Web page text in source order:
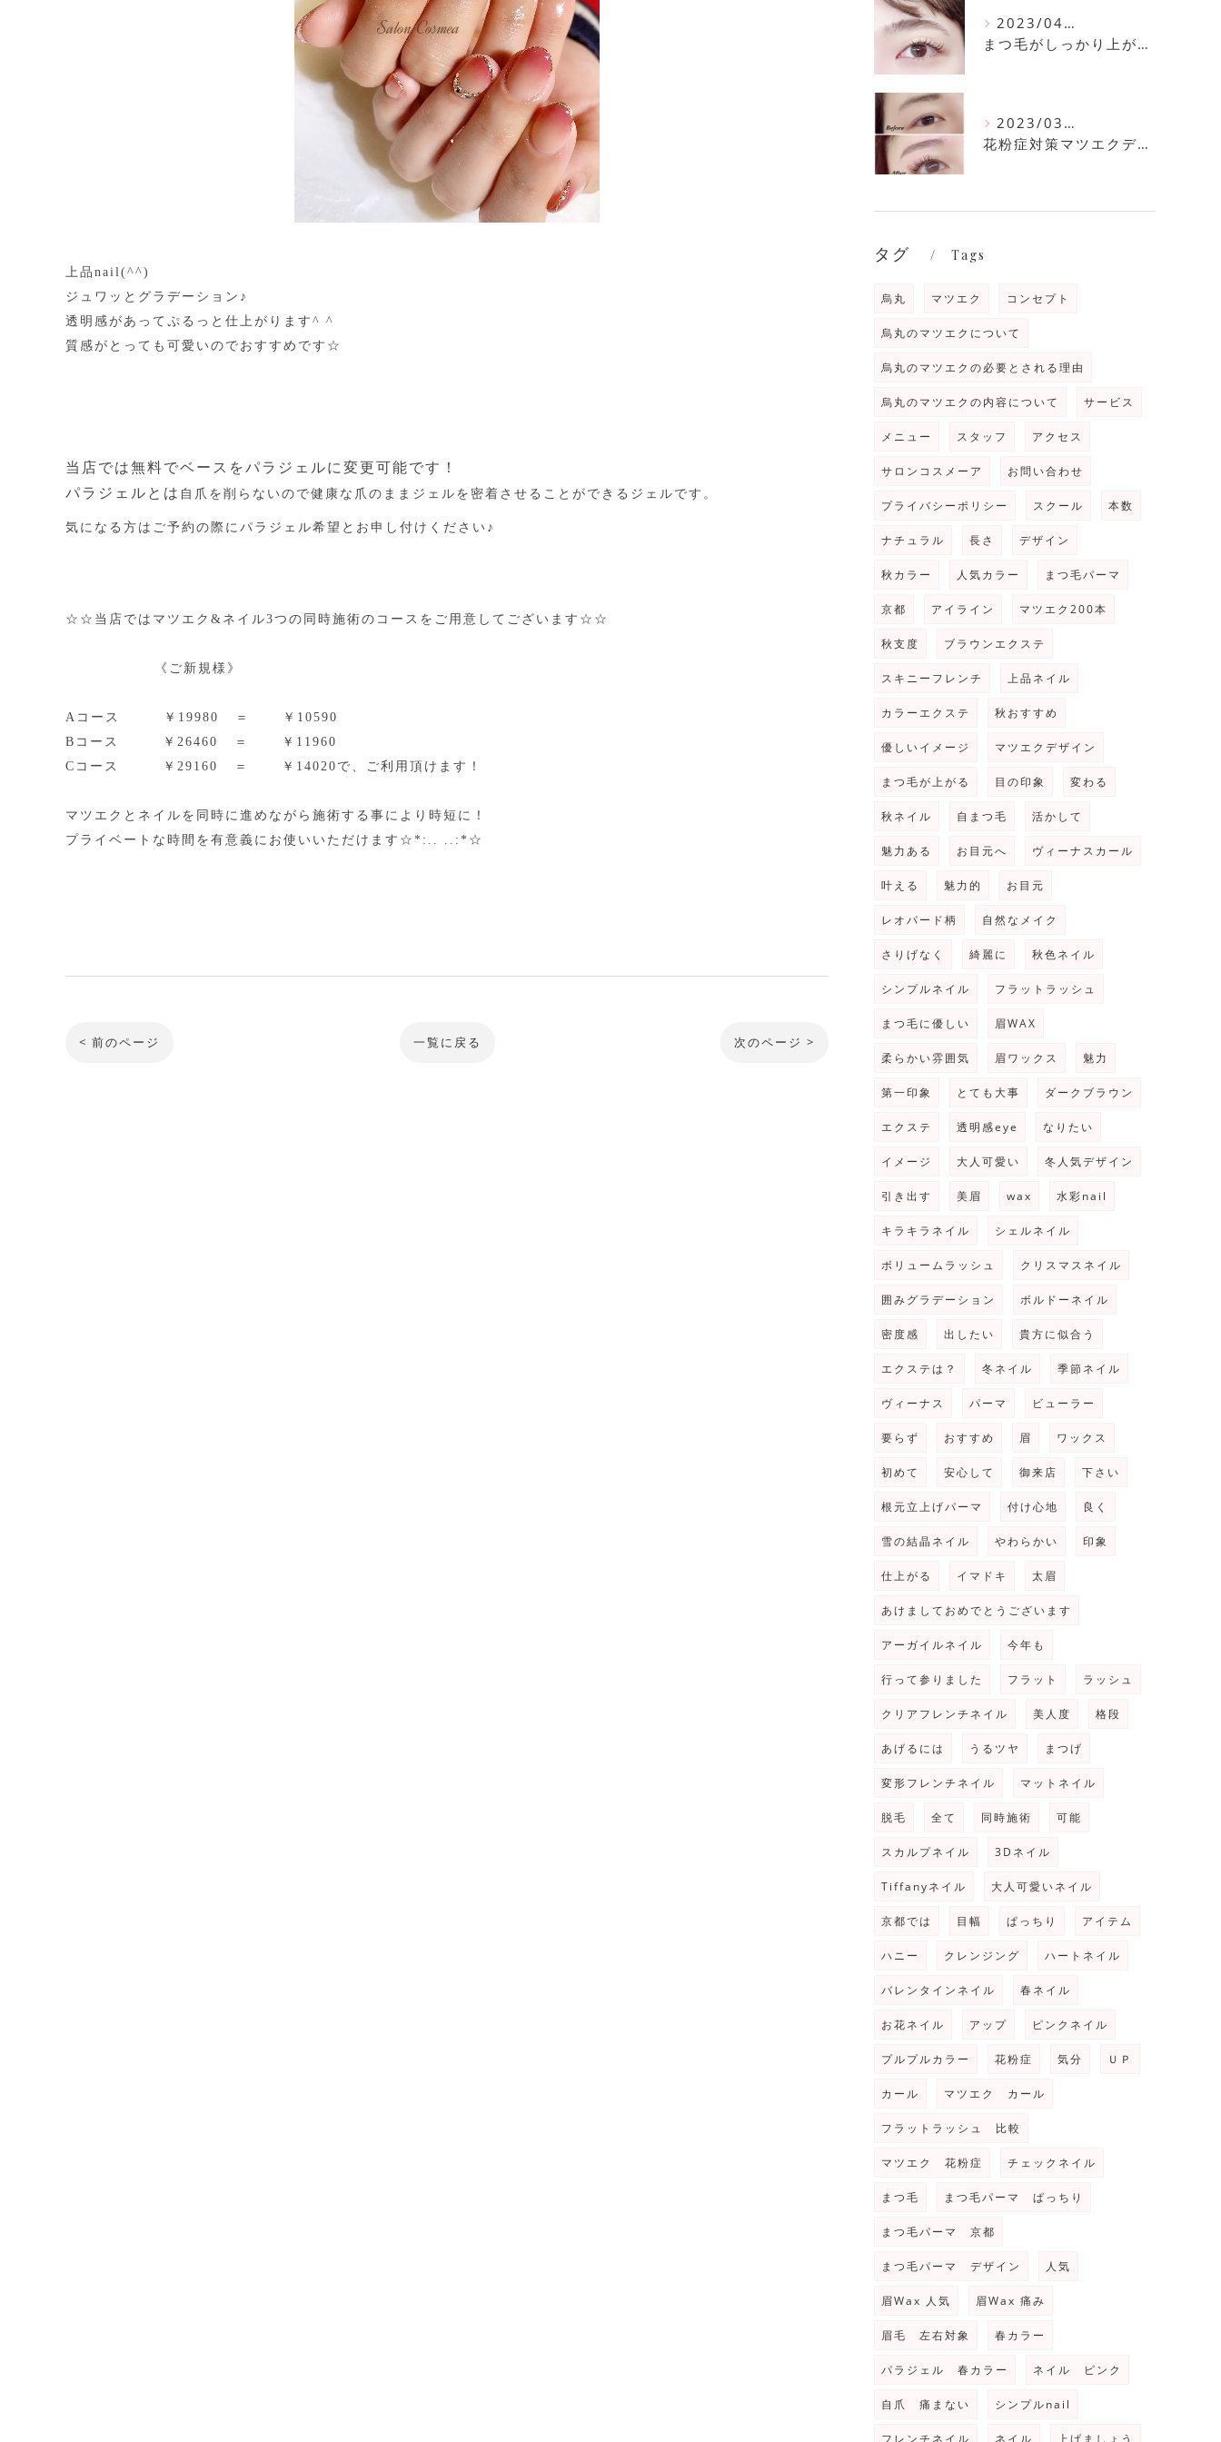
上品nail(^^)
ジュワッとグラデーション♪
透明感があってぷるっと仕上がります^ ^
質感がとっても可愛いのでおすすめです☆
当店では無料でベースをパラジェルに変更可能です！
パラジェルとは 自爪を削らないので健康な爪のままジェルを密着させることができるジェルです。
気になる方はご予約の際にパラジェル希望とお申し付けください♪
☆☆当店ではマツエク&ネイル3つの同時施術のコースをご用意してございます☆☆
《ご新規様》
Aコース ￥19980 ＝ ￥10590
Bコース ￥26460 ＝ ￥11960
Cコース ￥29160 ＝ ￥14020で、ご利用頂けます！
マツエクとネイルを同時に進めながら施術する事により時短に！
プライベートな時間を有意義にお使いいただけます☆*:.. ..:*☆
< 前のページ 一覧に戻る 次のページ >
2023/04/11
まつ毛がしっかり上がるまつ毛パーマ
2023/03/30
花粉症対策マツエクデザイン
タグ Tags
烏丸 マツエク コンセプト
烏丸のマツエクについて
烏丸のマツエクの必要とされる理由
烏丸のマツエクの内容について サービス
メニュー スタッフ アクセス
サロンコスメーア お問い合わせ
プライバシーポリシー スクール 本数
ナチュラル 長さ デザイン
秋カラー 人気カラー まつ毛パーマ
京都 アイライン マツエク200本
秋支度 ブラウンエクステ
スキニーフレンチ 上品ネイル
カラーエクステ 秋おすすめ
優しいイメージ マツエクデザイン
まつ毛が上がる 目の印象 変わる
秋ネイル 自まつ毛 活かして
魅力ある お目元へ ヴィーナスカール
叶える 魅力的 お目元
レオパード柄 自然なメイク
さりげなく 綺麗に 秋色ネイル
シンプルネイル フラットラッシュ
まつ毛に優しい 眉WAX
柔らかい雰囲気 眉ワックス 魅力
第一印象 とても大事 ダークブラウン
エクステ 透明感eye なりたい
イメージ 大人可愛い 冬人気デザイン
引き出す 美眉 wax 水彩nail
キラキラネイル シェルネイル
ボリュームラッシュ クリスマスネイル
囲みグラデーション ボルドーネイル
密度感 出したい 貴方に似合う
エクステは？ 冬ネイル 季節ネイル
ヴィーナス パーマ ビューラー
要らず おすすめ 眉 ワックス
初めて 安心して 御来店 下さい
根元立上げパーマ 付け心地 良く
雪の結晶ネイル やわらかい 印象
仕上がる イマドキ 太眉
あけましておめでとうございます
アーガイルネイル 今年も
行って参りました フラット ラッシュ
クリアフレンチネイル 美人度 格段
あげるには うるツヤ まつげ
変形フレンチネイル マットネイル
脱毛 全て 同時施術 可能
スカルプネイル 3Dネイル
Tiffanyネイル 大人可愛いネイル
京都では 目幅 ぱっちり アイテム
ハニー クレンジング ハートネイル
バレンタインネイル 春ネイル
お花ネイル アップ ピンクネイル
プルプルカラー 花粉症 気分 ＵＰ
カール マツエク カール
フラットラッシュ 比較
マツエク 花粉症 チェックネイル
まつ毛 まつ毛パーマ ぱっちり
まつ毛パーマ 京都
まつ毛パーマ デザイン 人気
眉Wax 人気 眉Wax 痛み
眉毛 左右対象 春カラー
パラジェル 春カラー ネイル ピンク
自爪 痛まない シンプルnail
フレンチネイル ネイル 上げましょう